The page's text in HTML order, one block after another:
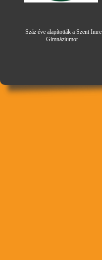
Száz éve alapították a Szent Imre
Gimnáziumot